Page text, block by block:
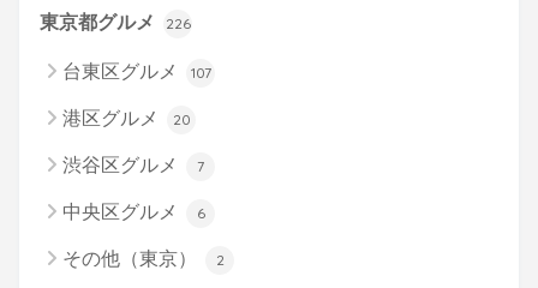
東京都グルメ 226
台東区グルメ 107
港区グルメ 20
渋谷区グルメ 7
中央区グルメ 6
その他（東京） 2